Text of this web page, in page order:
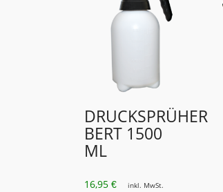
DRUCKSPRÜHER
BERT 1500
ML
16,95 € inkl. MwSt.